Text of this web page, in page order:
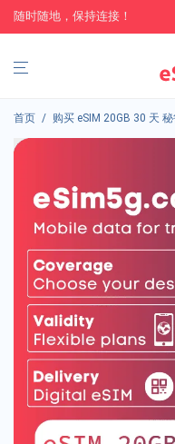
随时随地，保持连接！
首页 / 购买 eSIM 20GB 30 天